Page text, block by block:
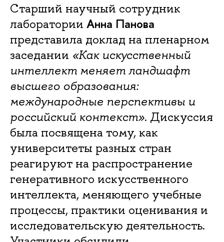
Старший научный сотрудник
лаборатории Анна Панова
представила доклад на пленарном
заседании «Как искусственный
интеллект меняет ландшафт
высшего образования:
международные перспективы и
российский контекст». Дискуссия
была посвящена тому, как
университеты разных стран
реагируют на распространение
генеративного искусственного
интеллекта, меняющего учебные
процессы, практики оценивания и
исследовательскую деятельность.